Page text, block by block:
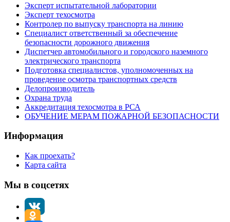
Эксперт испытательной лаборатории
Эксперт техосмотра
Контролер по выпуску транспорта на линию
Специалист ответственный за обеспечение
безопасности дорожного движения
Диспетчер автомобильного и городского наземного
электрического транспорта
Подготовка специалистов, уполномоченных на
проведение осмотра транспортных средств
Делопроизводитель
Охрана труда
Аккредитация техосмотра в РСА
ОБУЧЕНИЕ МЕРАМ ПОЖАРНОЙ БЕЗОПАСНОСТИ
Информация
Как проехать?
Карта сайта
Мы в соцсетях